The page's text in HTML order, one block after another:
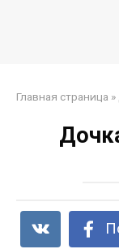
Главная страница »